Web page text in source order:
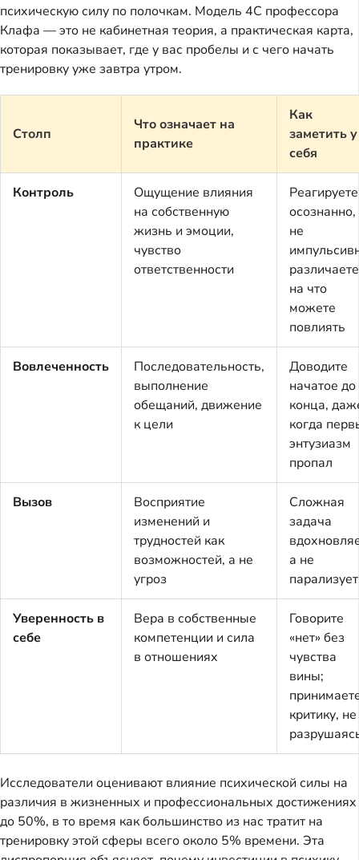
психическую силу по полочкам. Модель 4C профессора
Клафа — это не кабинетная теория, а практическая карта,
которая показывает, где у вас пробелы и с чего начать
тренировку уже завтра утром.
Столп
Что означает на
практике
Как
заметить у
себя
Контроль
Ощущение влияния
на собственную
жизнь и эмоции,
чувство
ответственности
Реагируете
осознанно,
не
на что
можете
повлиять
Вовлеченность
Последовательность,
выполнение
обещаний, движение
к цели
Доводите
начатое до
конца,
когда
энтузиазм
пропал
Вызов
Восприятие
изменений и
трудностей как
возможностей, а не
угроз
Сложная
задача
а не
парализует
Уверенность в
себе
Вера в собственные
компетенции и сила
в отношениях
Говорите
«нет» без
чувства
вины;
критику, не
Исследователи оценивают влияние психической силы на
различия в жизненных и профессиональных достижениях
до 50%, в то время как большинство из нас тратит на
тренировку этой сферы всего около 5% времени. Эта